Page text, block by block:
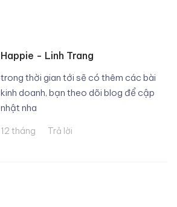
Happie - Linh Trang
trong thời gian tới sẽ có thêm các bài
kinh doanh, bạn theo dõi blog để cập
12 tháng Trả lời